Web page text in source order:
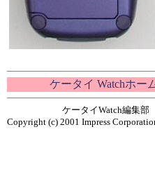
ケータイ Watchホー
ケータイWatch編集部
Copyright (c) 2001 Impress